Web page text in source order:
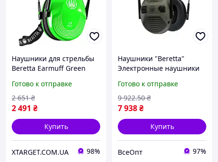
Наушники для стрельбы
Beretta Earmuff Green
Готово к отправке
2 491 ₴
2 651 ₴
Купить
XTARGET.COM.UA 98%
Наушники "Beretta"
Электронные наушники
до 34 дБ, питание от 2
батарей AA
Готово к отправке
7 938₴
9 922.50 ₴
Купить
ВсеОпт 97%